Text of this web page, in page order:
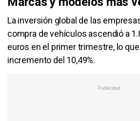
La inversión global de las
compra de vehículos ascendió a
euros en el primer trimestre, lo
incremento del 10,49%.